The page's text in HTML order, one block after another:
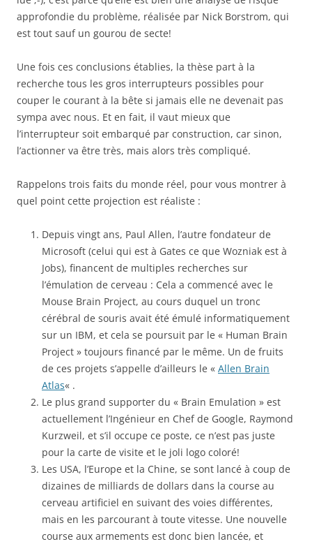
approfondie du problème, réalisée par Nick Borstrom, qui
est tout sauf un gourou de secte!
Une fois ces conclusions établies, la thèse part à la
recherche tous les gros interrupteurs possibles pour
couper le courant à la bête si jamais elle ne devenait pas
sympa avec nous. Et en fait, il vaut mieux que
l’interrupteur soit embarqué par construction, car sinon,
l’actionner va être très, mais alors très compliqué.
Rappelons trois faits du monde réel, pour vous montrer à
quel point cette projection est réaliste :
Depuis vingt ans, Paul Allen, l’autre fondateur de
Microsoft (celui qui est à Gates ce que Wozniak est à
Jobs), financent de multiples recherches sur
l’émulation de cerveau : Cela a commencé avec le
Mouse Brain Project, au cours duquel un tronc
cérébral de souris avait été émulé informatiquement
sur un IBM, et cela se poursuit par le « Human Brain
Project » toujours financé par le même. Un de fruits
de ces projets s’appelle d’ailleurs le « Allen Brain
Atlas« .
Le plus grand supporter du « Brain Emulation » est
actuellement l’Ingénieur en Chef de Google, Raymond
Kurzweil, et s’il occupe ce poste, ce n’est pas juste
pour la carte de visite et le joli logo coloré!
Les USA, l’Europe et la Chine, se sont lancé à coup de
dizaines de milliards de dollars dans la course au
cerveau artificiel en suivant des voies différentes,
mais en les parcourant à toute vitesse. Une nouvelle
course aux armements est donc bien lancée, et